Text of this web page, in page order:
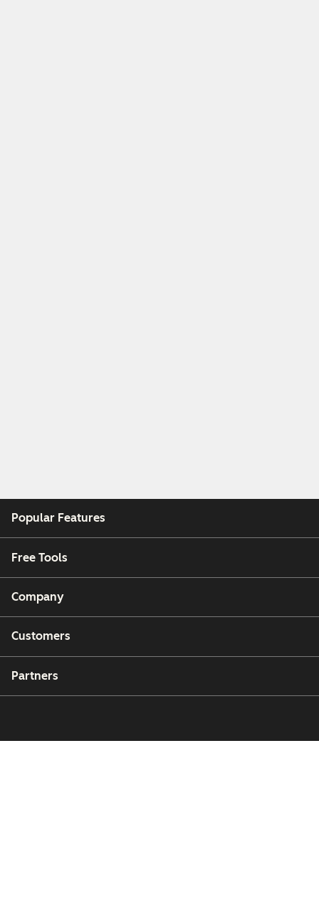
Popular Features
Free Tools
Company
Customers
Partners